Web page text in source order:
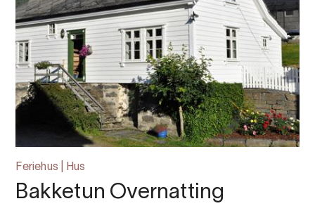
Feriehus | Hus
Bakketun Overnatting